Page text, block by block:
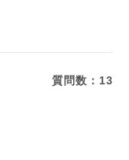
質問数： 13